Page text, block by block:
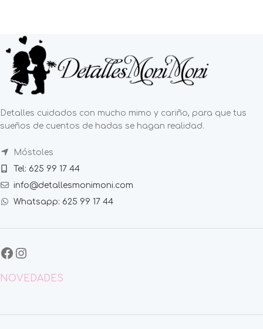
Detalles cuidados con mucho mimo y cariño, para que tus
sueños de cuentos de hadas se hagan realidad.
Móstoles
Tel: 625 99 17 44
info@detallesmonimoni.com
Whatsapp: 625 99 17 44
NOVEDADES